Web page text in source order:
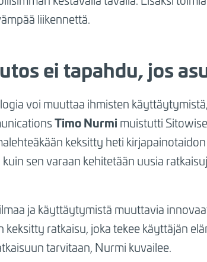
liikennettä.
ei tapahdu, jos
voi muuttaa ihmisten
Timo Nurmi muistutti
keksitty heti
sen varaan kehitetään uusia
ja käyttäytymistä muuttavia
keksitty ratkaisu, joka tekee käyttäjän
tarvitaan, Nurmi kuvailee.